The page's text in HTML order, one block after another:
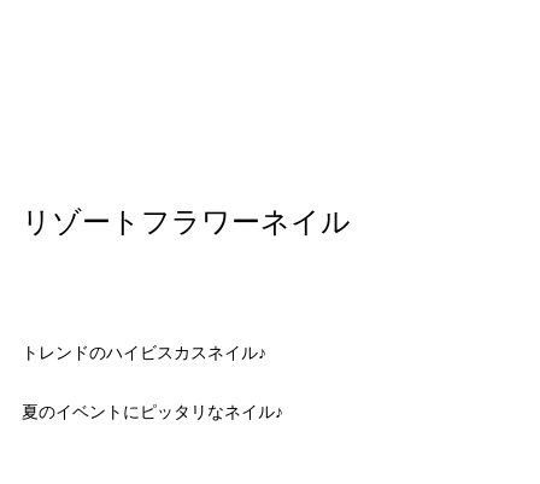
リゾートフラワーネイル
トレンドのハイビスカスネイル♪
夏のイベントにピッタリなネイル♪